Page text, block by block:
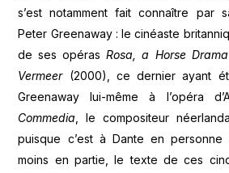
s’est notamment fait connaître par
Peter Greenaway : le cinéaste
de ses opérasRosa, a Horse Drama
Vermeer(2000), ce dernier ayant
Greenaway lui-même à l’opéra
Commedia , le compositeur
puisque c’est à Dante en personne
moins en partie, le texte de ces